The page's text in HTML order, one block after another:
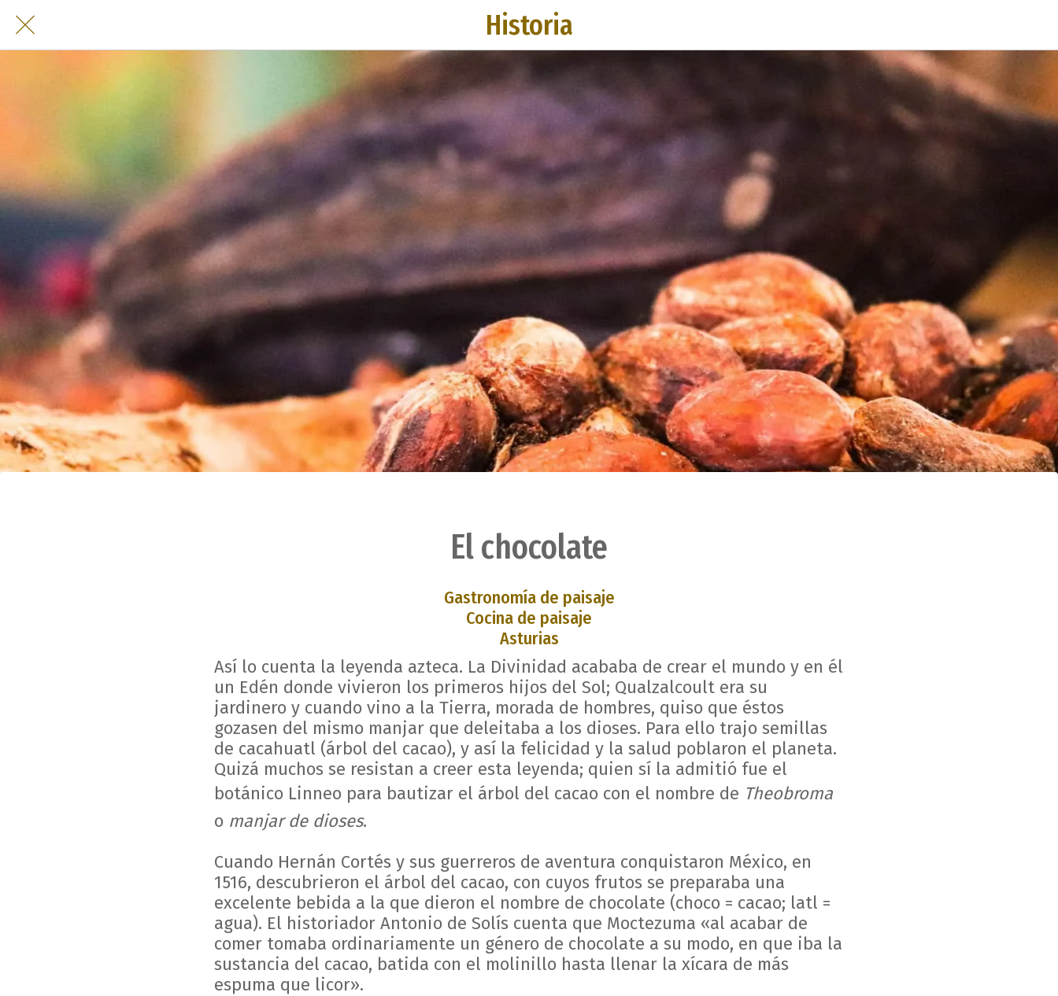
Historia
El chocolate
Gastronomía de paisaje
Cocina de paisaje
Asturias
Así lo cuenta la leyenda azteca. La Divinidad acababa de crear el mundo y en él
un Edén donde vivieron los primeros hijos del Sol; Qualzalcoult era su
jardinero y cuando vino a la Tierra, morada de hombres, quiso que éstos
gozasen del mismo manjar que deleitaba a los dioses. Para ello trajo semillas
de cacahuatl (árbol del cacao), y así la felicidad y la salud poblaron el planeta.
Quizá muchos se resistan a creer esta leyenda; quien sí la admitió fue el
botánico Linneo para bautizar el árbol del cacao con el nombre de Theobroma
o manjar de dioses.
Cuando Hernán Cortés y sus guerreros de aventura conquistaron México, en
1516, descubrieron el árbol del cacao, con cuyos frutos se preparaba una
excelente bebida a la que dieron el nombre de chocolate (choco = cacao; latl =
agua). El historiador Antonio de Solís cuenta que Moctezuma «al acabar de
comer tomaba ordinariamente un género de chocolate a su modo, en que iba la
sustancia del cacao, batida con el molinillo hasta llenar la xícara de más
espuma que licor».